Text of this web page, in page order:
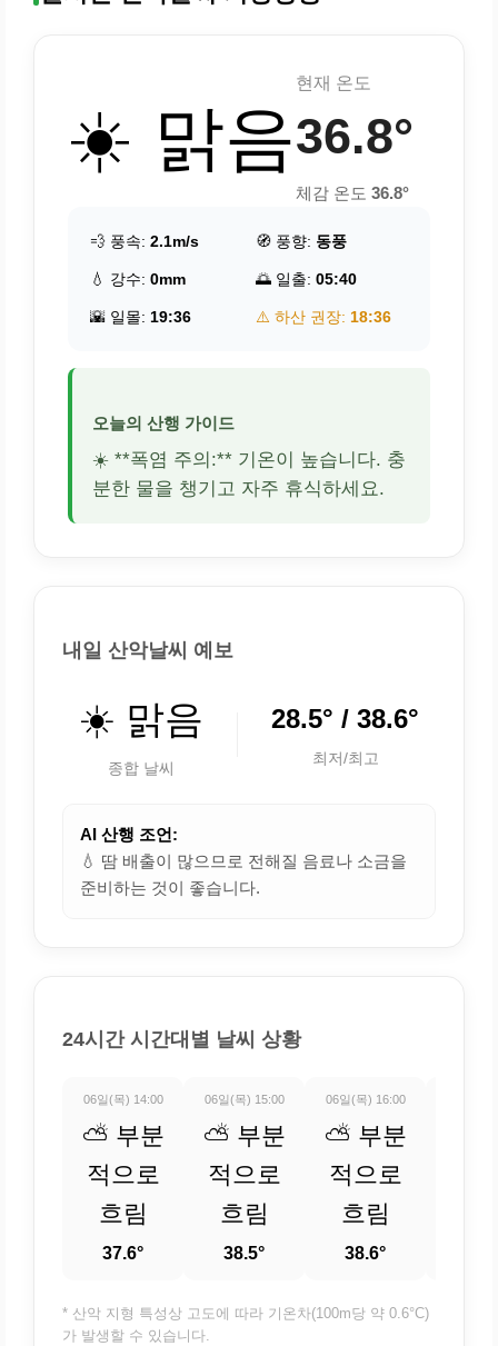
☀️ 맑음
현재 온도
36.8°
체감 온도 36.8°
💨 풍속: 2.1m/s 🧭 풍향: 동풍
💧 강수: 0mm 🌅 일출: 05:40
🌇 일몰: 19:36 ⚠️ 하산 권장: 18:36
오늘의 산행 가이드
☀️ **폭염 주의:** 기온이 높습니다. 충
분한 물을 챙기고 자주 휴식하세요.
내일 산악날씨 예보
☀️ 맑음
종합 날씨
28.5° / 38.6°
최저/최고
AI 산행 조언:
💧 땀 배출이 많으므로 전해질 음료나 소금을
준비하는 것이 좋습니다.
24시간 시간대별 날씨 상황
06일(목) 14:00
⛅ 부분
적으로
흐림
37.6°
06일(목) 15:00
⛅ 부분
적으로
흐림
38.5°
06일(목) 16:00
⛅ 부분
적으로
흐림
38.6°
* 산악 지형 특성상 고도에 따라 기온차(100m당 약 0.6°C)
가 발생할 수 있습니다.